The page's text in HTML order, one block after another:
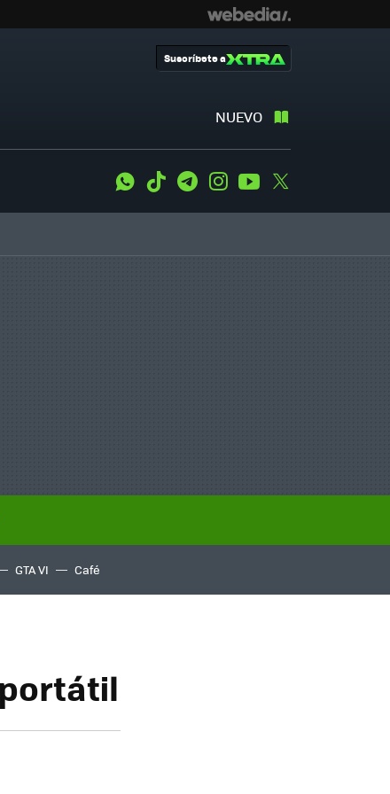
NUEVO
Suscríbete a
WhatsApp
Tiktok TelegramInstagramYoutube
GTA VI Café